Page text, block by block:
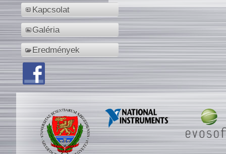
Kapcsolat
Galéria
Eredmények